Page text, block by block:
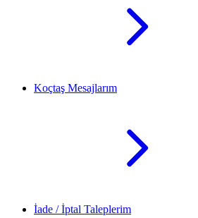
Koçtaş Mesajlarım
İade / İptal Taleplerim